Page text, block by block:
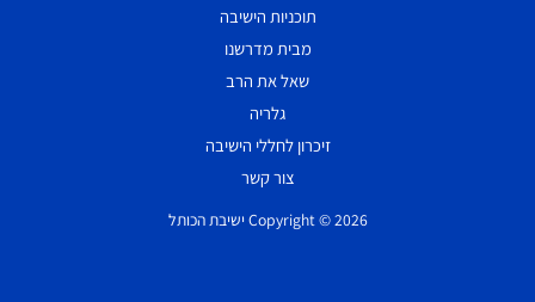
תוכניות הישיבה
מבית מדרשנו
שאל את הרב
גלריה
זיכרון לחללי הישיבה
צור קשר
Copyright © 2026 ישיבת הכותל